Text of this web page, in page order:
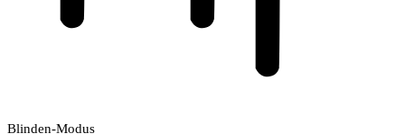
Blinden-Modus